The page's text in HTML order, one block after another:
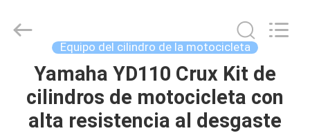
HOGAR
PRODUCTOS
Rights
Equipo del cilindro de la motocicleta
Yamaha YD110 Crux Kit de
cilindros de motocicleta con
alta resistencia al desgaste